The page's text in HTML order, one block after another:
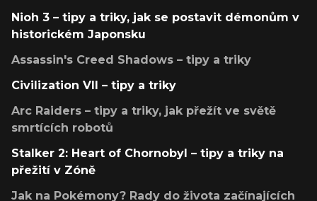
Nioh 3 – tipy a triky, jak se postavit démonům v
historickém Japonsku
Assassin's Creed Shadows – tipy a triky
Civilization VII – tipy a triky
Arc Raiders – tipy a triky, jak přežít ve světě
smrtících robotů
Stalker 2: Heart of Chornobyl – tipy a triky na
přežití v Zóně
Jak na Pokémony? Rady do života začínajících